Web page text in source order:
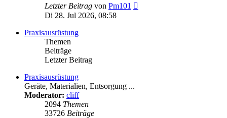
Letzter Beitrag von Pm101
Di 28. Jul 2026, 08:58
Praxisausrüstung
Themen
Beiträge
Letzter Beitrag
Praxisausrüstung
Geräte, Materialien, Entsorgung ...
Moderator: cliff
2094 Themen
33726 Beiträge